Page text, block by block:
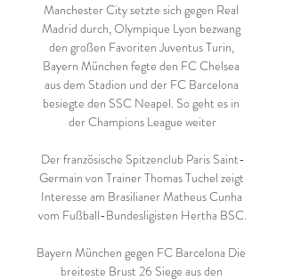
Manchester City setzte sich gegen Real
Madrid durch, Olympique Lyon bezwang
den großen Favoriten Juventus Turin,
Bayern München fegte den FC Chelsea
aus dem Stadion und der FC Barcelona
besiegte den SSC Neapel. So geht es in
der Champions League weiter
Der französische Spitzenclub Paris Saint-
Germain von Trainer Thomas Tuchel zeigt
Interesse am Brasilianer Matheus Cunha
vom Fußball-Bundesligisten Hertha BSC.
Bayern München gegen FC Barcelona Die
breiteste Brust 26 Siege aus den